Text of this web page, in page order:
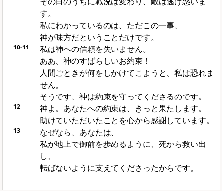
す。
私にわかっているのは、ただこの一事、
神が味方だということだけです。
10-11
私は神への信頼を失いません。
ああ、神のすばらしいお約束！
人間ごときが何をしかけてこようと、私は恐れま
せん。
そうです、神は約束を守ってくださるのです。
12
神よ。あなたへの約束は、きっと果たします。
助けていただいたことを心から感謝しています。
13
なぜなら、あなたは、
私が地上で御前を歩めるように、死から救い出
し、
転ばないように支えてくださったからです。